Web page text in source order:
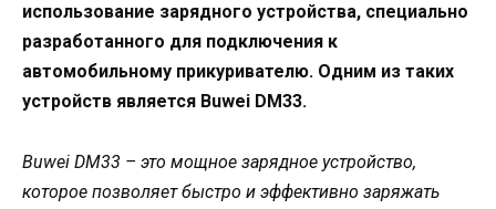
использование зарядного устройства, специально
разработанного для подключения к
автомобильному прикуривателю. Одним из таких
устройств является Buwei DM33.
Buwei DM33 – это мощное зарядное устройство,
которое позволяет быстро и эффективно заряжать